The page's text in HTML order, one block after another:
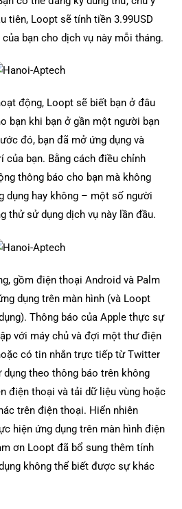
tiên, Loopt sẽ tính tiền 3.99USD
bạn cho dịch vụ này mỗi tháng.
động, Loopt sẽ biết bạn ở đâu
bạn khi bạn ở gần một người bạn
đó, bạn đã mở ứng dụng và
của bạn. Bằng cách điều chỉnh
thông báo cho bạn mà không
dụng hay không – một số người
thử sử dụng dịch vụ này lần đầu.
gồm điện thoại Android và Palm
dụng trên màn hình (và Loopt
Thông báo của Apple thực sự
với máy chủ và đợi một thư điện
có tin nhắn trực tiếp từ Twitter
theo thông báo trên không
điện thoại và tải dữ liệu vùng hoặc
trên điện thoại. Hiển nhiên
hiện ứng dụng trên màn hình điện
ơn Loopt đã bổ sung thêm tính
không thể biết được sự khác